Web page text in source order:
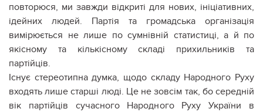
повторюся, ми завжди відкриті для нових, ініціативних,
ідейних людей. Партія та громадська організація
вимірюється не лише по сумнівній статистиці, а й по
якісному та кількісному складі прихильників та
партійців.
Існує стереотипна думка, щодо складу Народного Руху
входять лише старші люді. Це не зовсім так, бо середній
вік партійців сучасного Народного Руху України в